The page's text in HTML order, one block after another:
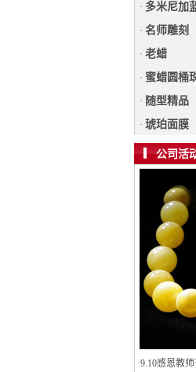
· 多米尼加
· 名师雕刻
· 老蜡
· 蜜蜡圆桶
· 随型精品
· 琥珀面膜
公司活
·9.10感恩教师